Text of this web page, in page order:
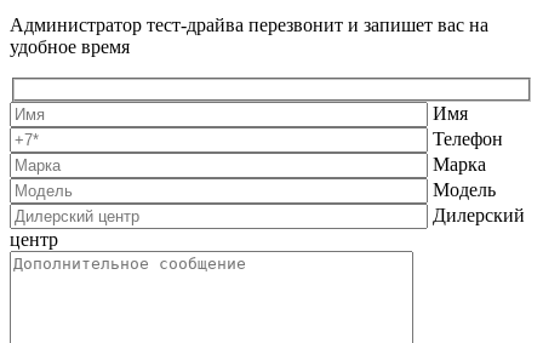
Администратор тест-драйва перезвонит и запишет вас на
удобное время
Имя
Телефон
Марка
Модель
Дилерский
центр